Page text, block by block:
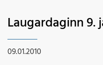
Laugardaginn 9.
09.01.2010